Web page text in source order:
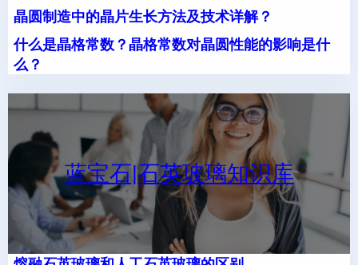
晶圆制造中的晶片生长方法及技术详解？
什么是晶格常数？晶格常数对晶圆性能的影响是什
么？
蓝宝石|石英玻璃知识库